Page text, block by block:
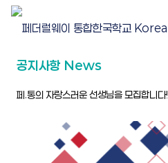
공지사항 News
페.통의 자랑스러운 선생님을 모집합니다!